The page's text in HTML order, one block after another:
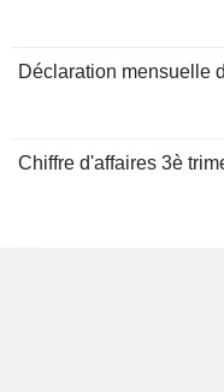
Déclaration mensuelle
Chiffre d'affaires 3è